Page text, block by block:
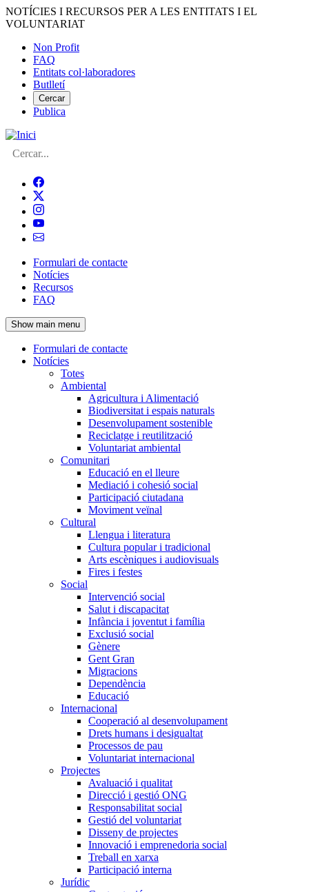
Vés
al
NOTÍCIES I RECURSOS PER A LES ENTITATS I EL
VOLUNTARIAT
Menú
del
compte
d'usuari
Non Profit
FAQ
Entitats col·laboradores
Butlletí
Cercar
Publica
Cerca
Navegació
principal
de
l'encapçalament
Formulari de contacte
Notícies
Recursos
FAQ
Show main menu
Navegació
principal
Formulari de contacte
Notícies
Totes
Ambiental
Agricultura i Alimentació
Biodiversitat i espais naturals
Desenvolupament sostenible
Reciclatge i reutilització
Voluntariat ambiental
Comunitari
Educació en el lleure
Mediació i cohesió social
Participació ciutadana
Moviment veïnal
Cultural
Llengua i literatura
Cultura popular i tradicional
Arts escèniques i audiovisuals
Fires i festes
Social
Intervenció social
Salut i discapacitat
Infància i joventut i família
Exclusió social
Gènere
Gent Gran
Migracions
Dependència
Educació
Internacional
Cooperació al desenvolupament
Drets humans i desigualtat
Processos de pau
Voluntariat internacional
Projectes
Avaluació i qualitat
Direcció i gestió ONG
Responsabilitat social
Gestió del voluntariat
Disseny de projectes
Innovació i emprenedoria social
Treball en xarxa
Participació interna
Jurídic